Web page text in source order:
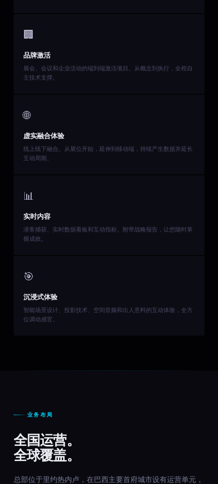
🏢
品牌激活
展会、会议和企业活动的端到端激活项目。从概念到执行，全程自
主技术支撑。
🌐
虚实融合体验
线上线下融合。从展位开始，延伸到移动端，持续产生数据并延长
互动周期。
📊
实时内容
潜客捕获、实时数据看板和互动指标。附带战略报告，让您随时掌
握成效。
🎯
沉浸式体验
智能场景设计、投影技术、空间音频和出人意料的互动体验，全方
位调动感官。
业务布局
全国运营。
全球覆盖。
总部位于里约热内卢，在巴西主要首府城市设有运营单元，